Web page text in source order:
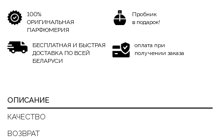
100%
ОРИГИНАЛЬНАЯ
ПАРФЮМЕРИЯ
Пробник
в подарок!
БЕСПЛАТНАЯ И БЫСТРАЯ
ДОСТАВКА ПО ВСЕЙ
БЕЛАРУСИ
оплата при
получении заказа
ОПИСАНИЕ
КАЧЕСТВО
ВОЗВРАТ